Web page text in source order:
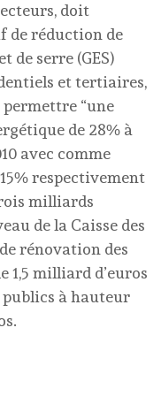
doit
de réduction de
de serre (GES)
et tertiaires,
“une
de 28% à
avec comme
respectivement
milliards
de la Caisse des
rénovation des
1,5 milliard d’euros
à hauteur